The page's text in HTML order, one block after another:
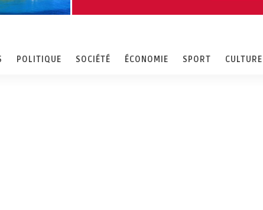
POLITIQUE SOCIÉTÉ ÉCONOMIE SPORT CULTURE